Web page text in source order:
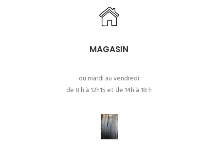
MAGASIN
du mardi au vendredi
de 8 h à 12h15 et de 14h à 18 h